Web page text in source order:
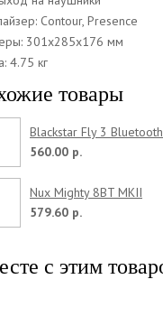
Contour, Presence
301x285x176 мм
4.75 кг
товары
Blackstar Fly 3 Bluetooth
560.00 р.
Nux Mighty 8BT MKII
579.60 р.
с этим